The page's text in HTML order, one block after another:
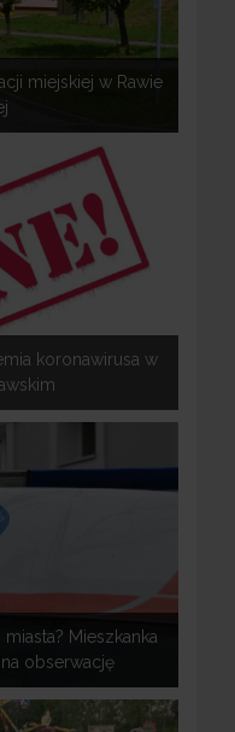
miejskiej w Rawie
koronawirusa w
Mieszkanka
obserwację